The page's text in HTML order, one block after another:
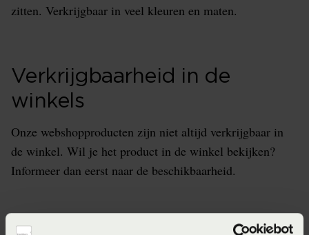
zitten. Verkrijgbaar in veel kleuren en maten.
Verkrijgbaarheid in de
winkels
Onze webshopproducten zijn niet altijd verkrijgbaar in
de winkel. Wil je het product in de winkel bekijken?
Informeer dan eerst naar de beschikbaarheid.